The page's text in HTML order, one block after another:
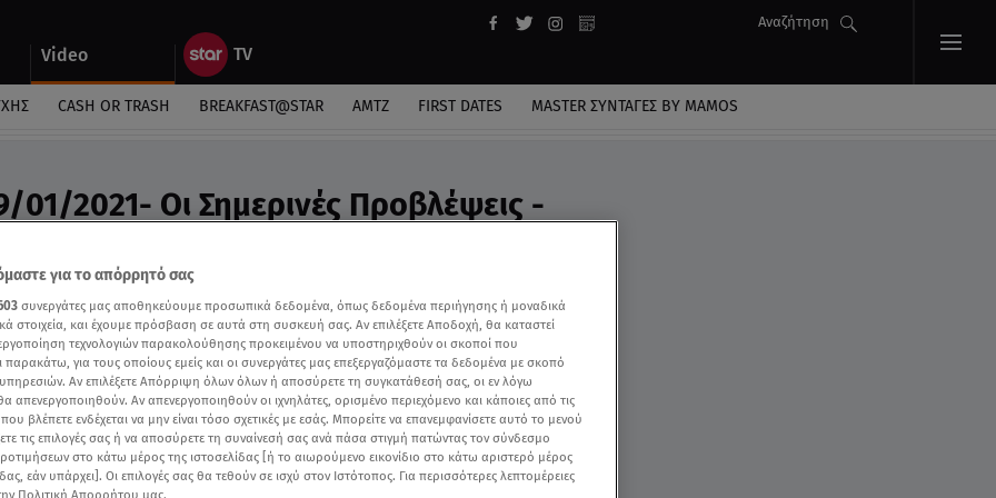
Video
Αναζήτηση
CASH OR TRASH BREAKFAST@STAR ΑΜΤΖ FIRST DATES MASTER ΣΥΝΤΑΓΈΣ BY MAMOS
01/2021- Οι Σημερινές Προβλέψεις -
Άσης Μπήλιου «Στη Φωλιά των Κου Κου»
για το απόρρητό σας
συνεργάτες μας αποθηκεύουμε προσωπικά δεδομένα, όπως δεδομένα περιήγησης ή μοναδικά
στοιχεία, και έχουμε πρόσβαση σε αυτά στη συσκευή σας. Αν επιλέξετε Αποδοχή, θα καταστεί
τεχνολογιών παρακολούθησης προκειμένου να υποστηριχθούν οι σκοποί που
παρακάτω, για τους οποίους εμείς και οι συνεργάτες μας επεξεργαζόμαστε τα δεδομένα με σκοπό
Αν επιλέξετε Απόρριψη όλων όλων ή αποσύρετε τη συγκατάθεσή σας, οι εν λόγω
απενεργοποιηθούν. Αν απενεργοποιηθούν οι ιχνηλάτες, ορισμένο περιεχόμενο και κάποιες από τις
βλέπετε ενδέχεται να μην είναι τόσο σχετικές με εσάς. Μπορείτε να επανεμφανίσετε αυτό το μενού
τις επιλογές σας ή να αποσύρετε τη συναίνεσή σας ανά πάσα στιγμή πατώντας τον σύνδεσμο
στο κάτω μέρος της ιστοσελίδας [ή το αιωρούμενο εικονίδιο στο κάτω αριστερό μέρος
εάν υπάρχει]. Οι επιλογές σας θα τεθούν σε ισχύ στον Ιστότοπος. Για περισσότερες λεπτομέρειες
Πολιτική Απορρήτου μας.